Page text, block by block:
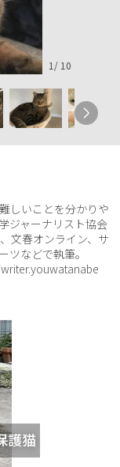
1 / 10
しいことを分かりや
ジャーナリスト協会
文春オンライン、サ
ツなどで執筆。
護猫